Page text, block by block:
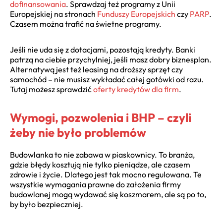
dofinansowania. Sprawdzaj też programy z Unii
Europejskiej na stronach Funduszy Europejskich czy PARP.
Czasem można trafić na świetne programy.
Jeśli nie uda się z dotacjami, pozostają kredyty. Banki
patrzą na ciebie przychylniej, jeśli masz dobry biznesplan.
Alternatywą jest też leasing na droższy sprzęt czy
samochód – nie musisz wykładać całej gotówki od razu.
Tutaj możesz sprawdzićoferty kredytów dla firm.
Wymogi, pozwolenia i BHP – czyli
żeby nie było problemów
Budowlanka to nie zabawa w piaskownicy. To branża,
gdzie błędy kosztują nie tylko pieniądze, ale czasem
zdrowie i życie. Dlatego jest tak mocno regulowana. Te
wszystkie wymagania prawne do założenia firmy
budowlanej mogą wydawać się koszmarem, ale są po to,
by było bezpieczniej.